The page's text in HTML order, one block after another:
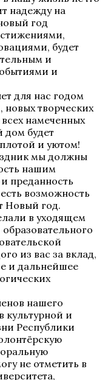
надежду на
год
будет
и
и
для нас годом
творческих
намеченных
дом будет
и уютом!
мы должны
нашим
преданность
возможность
Новый год.
в уходящем
из вас за вклад,
и дальнейшее
нашего
культурной и
Республики
не отметить в